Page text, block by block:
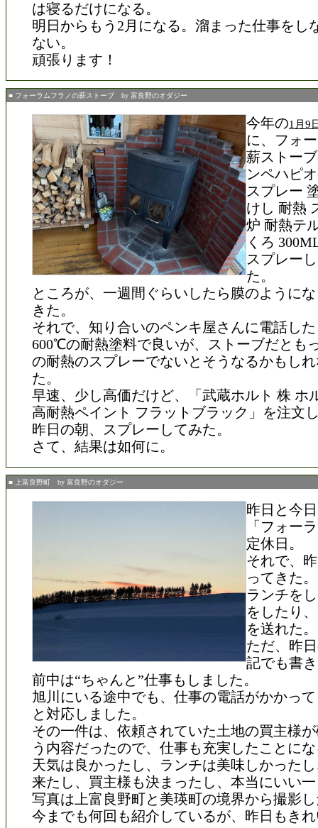
は寝るだけになる。
明日からもう2月になる。溜まった仕事をし
ない。
頑張ります！
■ フォーラムフラノの薪ストーブ by 富良野のオダジー
今年の1月9
に、フォ
薪ストー
ンペハピ
スプレー
けし 耐熱
炉 耐熱テ
くろ
スプレー
た。
ところが、一週間ぐらいしたら膜のように
きた。
それで、知り合いのペンキ屋さんに電話し
600℃の耐熱塗料で良いが、ストーブだとも
の耐熱のスプレーでないとそうなるかもし
た。
早速、少し高価だけど、「武蔵ホルト 株 ホ
高耐熱ペイント フラットブラック」を注文
昨日の朝、スプレーしてみた。
さて、結果は如何に。
■ 上富良野町 by 富良野のオダジー
昨日と今
「フォー
定休日。
それで、
ってきた。
ランチを
をしたり
を送れた。
ただ、昨
記でも書
前中は“ちゃんと”仕事もしました。
旭川にいる途中でも、仕事の電話がかかっ
と対応しました。
その一件は、依頼されていた土地の買主様
う内容だったので、仕事も充実したことに
天気は良かったし、ランチは美味しかった
来たし、買主様も決まったし、本当にいい
写真は上富良野町と美瑛町の境界から撮影
今までも何回も紹介しているが、昨日もき